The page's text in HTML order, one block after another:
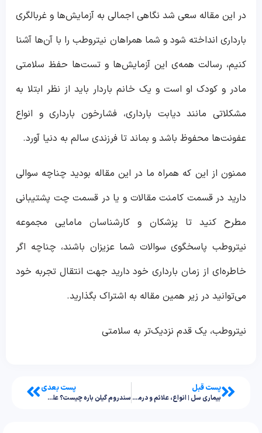
در این مقاله سعی شد نگاهی اجمالی به آزمایش‌ها و غربالگری
بارداری انداخته شود و شما همراهان نیتروطب را با آن‌ها آشنا
کنیم، رسالت همه‌ی این آزمایش‌ها و تست‌ها حفظ سلامتی
مادر و کودک او است و یک خانم باردار باید از نظر ابتلا به
مشکلاتی مانند دیابت بارداری، فشار‌خون بارداری و انواع
عفونت‌ها محفوظ باشد و بماند تا فرزندی سالم به دنیا آورد.
ممنون از این که همراه ما در این مقاله بودید چناچه سوالی
دارید در قسمت کامنت مقالات و یا در قسمت چت پشتیبانی
مطرح کنید تا پزشکان و کارشناسان مامایی مجموعه
نیتروطب پاسخگوی سوالات شما عزیزان باشند، چناچه اگر
خاطره‌ای از زمان بارداری خود دارید جهت انتقال تجربه خود
می‌توانید در زیر همین مقاله به اشتراک بگذارید.
نیتروطب، یک قدم نزدیک‌تر به سلامتی
پست قبل
بیماری سل | انواع، علائم و درمان
پست بعدی
سندروم گیلن باره چیست؟ علت، علائم، تشخیص و درمان